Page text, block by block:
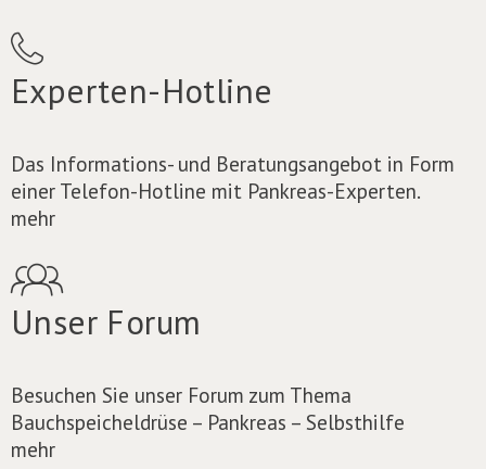
Experten-Hotline
Das Informations- und Beratungsangebot in Form
einer Telefon-Hotline mit Pankreas-Experten.
mehr
Unser Forum
Besuchen Sie unser Forum zum Thema
Bauchspeicheldrüse – Pankreas – Selbsthilfe
mehr